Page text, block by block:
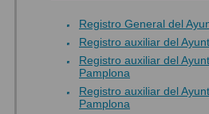
Registro General del
Registro auxiliar del
Registro auxiliar del
Pamplona
Registro auxiliar del
Pamplona